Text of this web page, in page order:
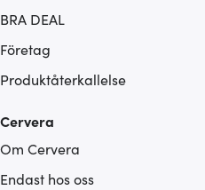
BRA DEAL
Företag
Produktåterkallelse
Cervera
Om Cervera
Endast hos oss